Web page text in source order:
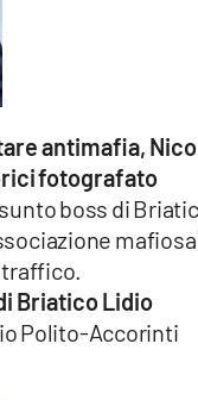
antimafia,
fotografato
boss di
Briatico Lidio
Polito-Accorinti